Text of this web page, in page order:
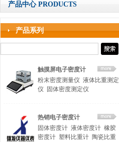
产品中心 PRODUCTS
产品系列
触摸屏电子密度计
粉末密度测量仪 液体比重测定
仪
固体密度测定仪
热销电子密度计
固体密度计 液体密度计 橡胶
密度计 塑料比重计 陶瓷比重